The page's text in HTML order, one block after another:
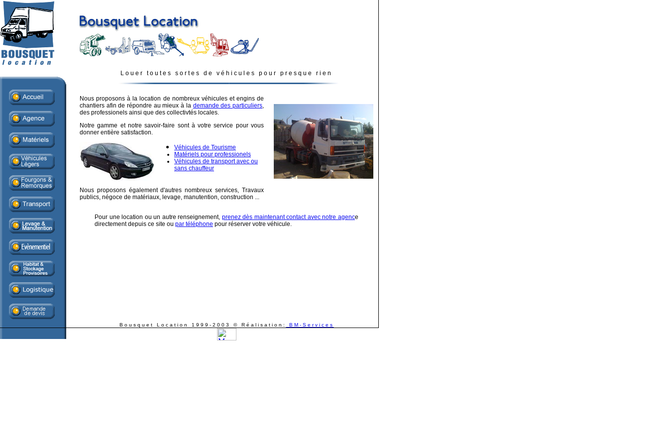
Louer toutes sortes de véhicules pour presque rien
Nous proposons à la location de nombreux véhicules et engins de
chantiers afin de répondre au mieux à la demande des particuliers,
des professionels ainsi que des collectivtés locales.
Notre gamme et notre savoir-faire sont à votre service pour vous
donner entière satisfaction.
Véhicules de Tourisme
Matériels pour professionels
Véhicules de transport avec ou
sans chauffeur
Nous proposons également d'autres nombreux services, Travaux
publics, négoce de matériaux, levage, manutention, construction ...
Pour une location ou un autre renseignement, prenez dès maintenant contact avec notre agence
directement depuis ce site ou par téléphone pour réserver votre véhicule.
Bousquet Location 1999-2003 © Réalisation: BM-Services